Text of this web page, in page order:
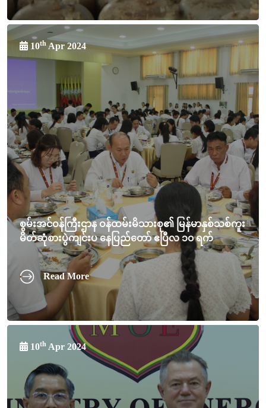
10th Apr 2024
စွမ်းအင်ဝန်ကြီးဌာန ဝန်ထမ်းမိသားစု၏ မြန်မာနှစ်သစ်ကူး
မိတ်ဆုံစားပွဲကျင်းပ နေပြည်တော် ဧပြီလ ၁၀ ရက်
Read More
10th Apr 2024